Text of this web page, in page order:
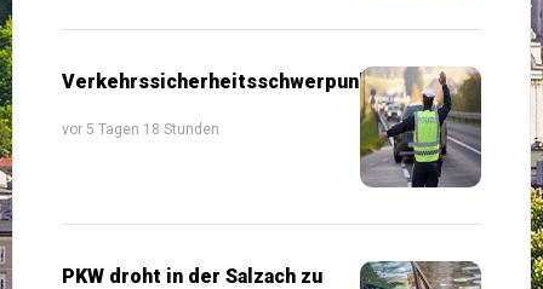
Verkehrssicherheitsschwerpunkte
vor 5 Tagen 18 Stunden
PKW droht in der Salzach zu